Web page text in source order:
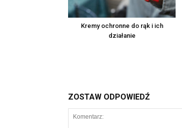
Kremy ochronne do rąk i ich
działanie
ZOSTAW ODPOWIEDŹ